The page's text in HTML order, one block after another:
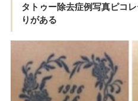
タトゥー除去症例写真ピコ
りがある